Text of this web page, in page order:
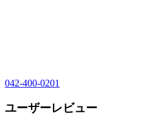
042-400-0201
ユーザーレビュー